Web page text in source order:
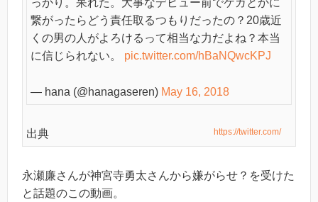
っかり。呆れた。大事なデビュー前でケガとかに
繋がったらどう責任取るつもりだったの？20歳近
くの男の人がよろけるって相当な力だよね？本当
に信じられない。 pic.twitter.com/hBaNQwcKPJ
— hana (@hanagaseren) May 16, 2018
出典 https://twitter.com/
永瀬廉さんが神宮寺勇太さんから嫌がらせ？を受けた
と話題のこの動画。